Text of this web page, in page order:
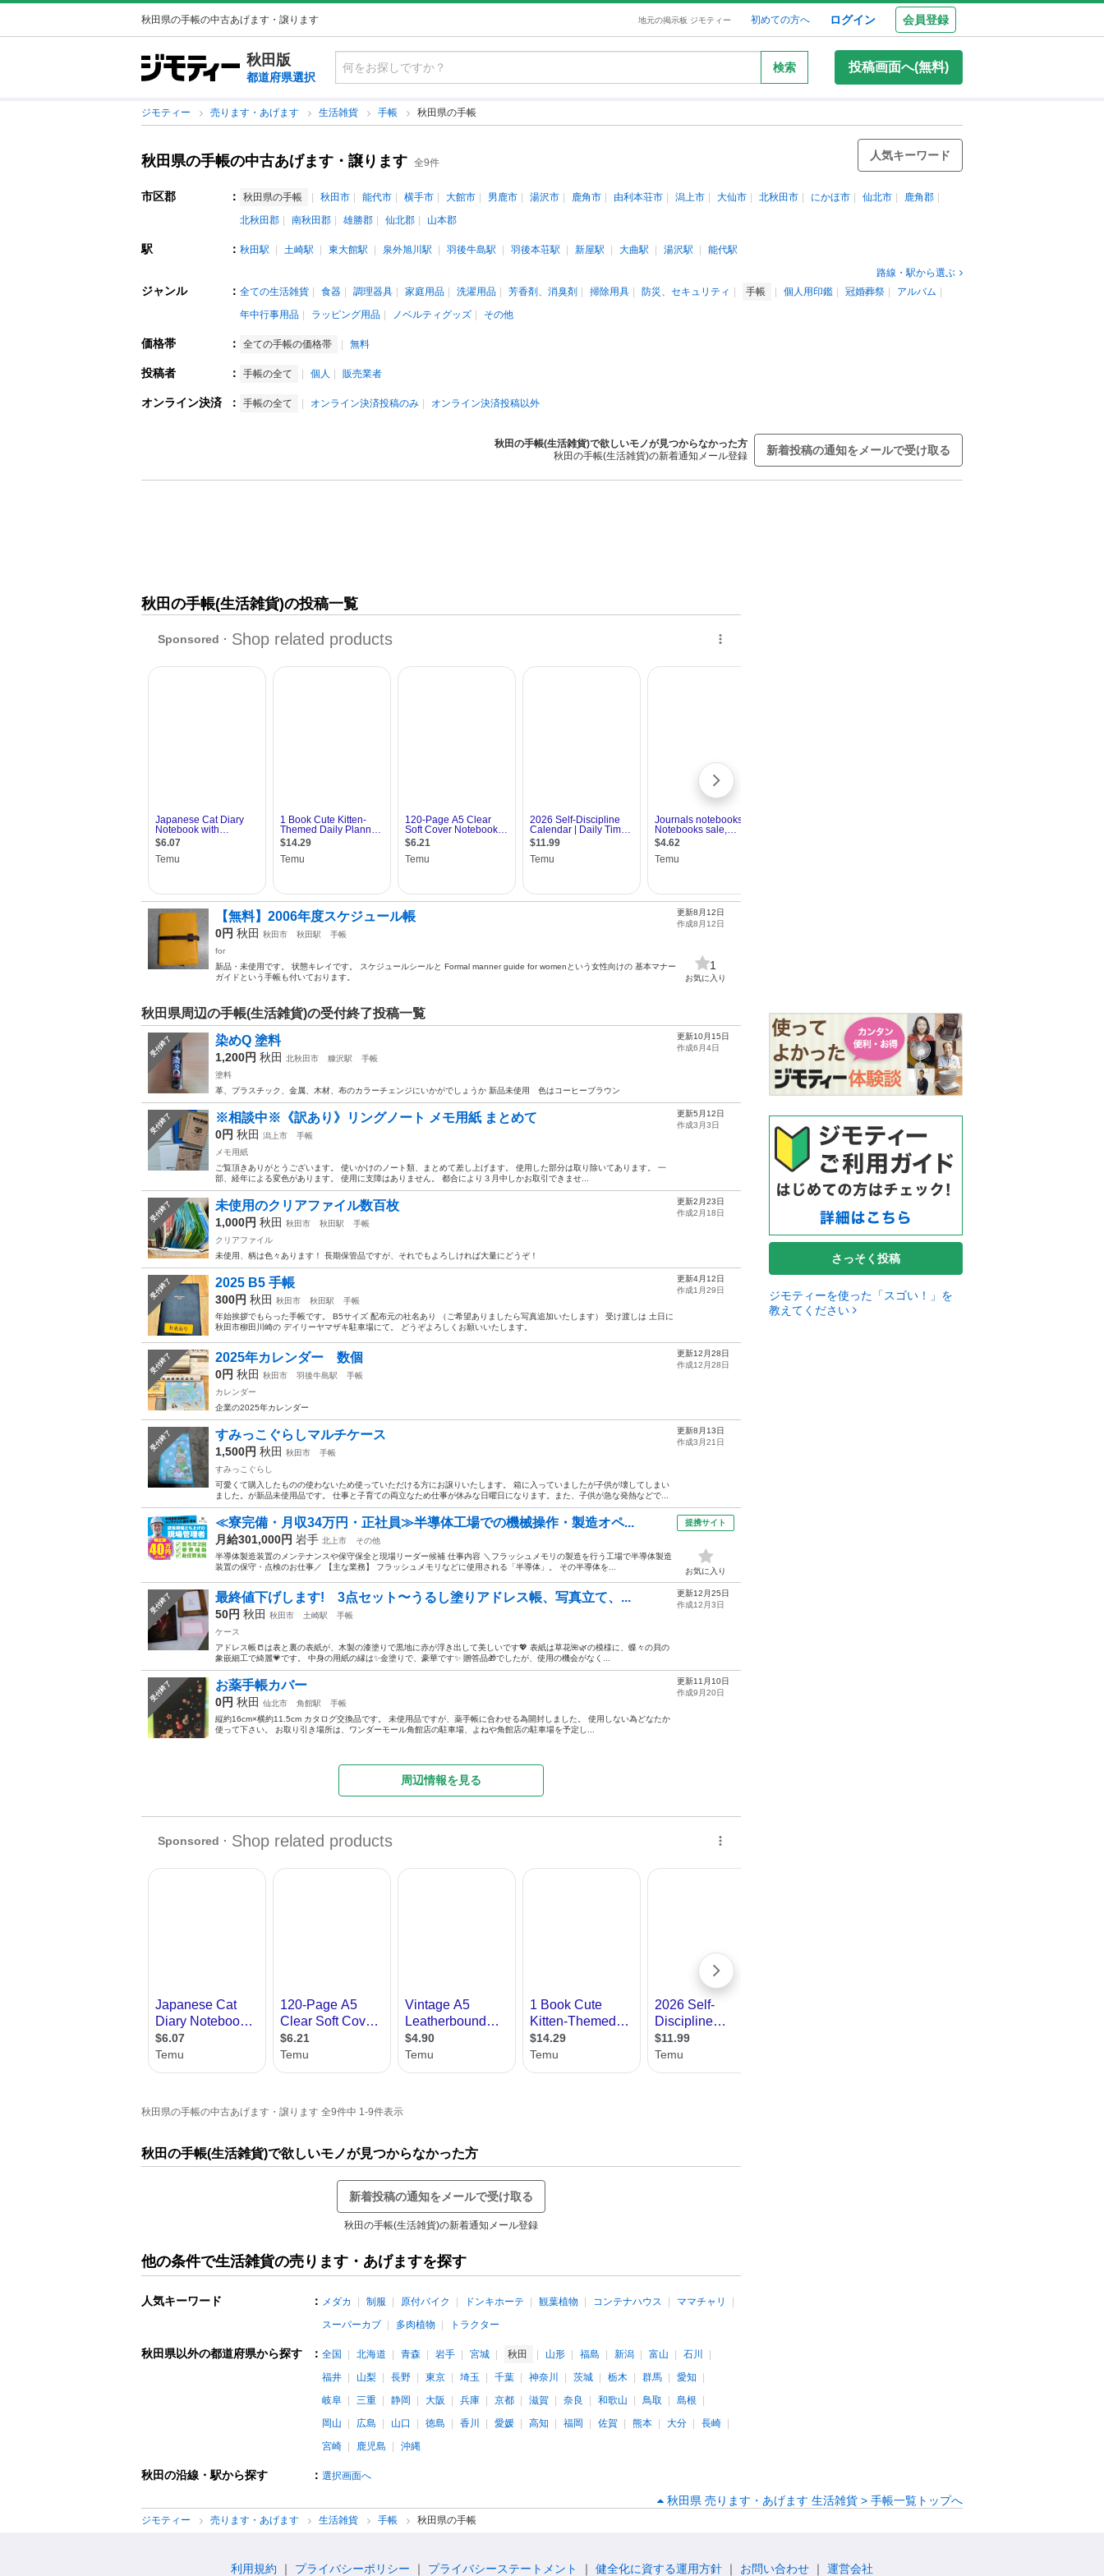
秋田県の手帳の中古あげます・譲ります 地元の掲示板 ジモティー 初めての方へ ログイン 会員登録
秋田版
都道府県選択
検索 投稿画面へ(無料)
ジモティー 売ります・あげます 生活雑貨 手帳 秋田県の手帳
秋田県の手帳の中古あげます・譲ります 全9件
人気キーワード
市区郡 ： 秋田県の手帳 秋田市 能代市 横手市 大館市 男鹿市 湯沢市 鹿角市 由利本荘市 潟上市 大仙市 北秋田市 にかほ市 仙北市
鹿角郡
北秋田郡
南秋田郡 雄勝郡 仙北郡 山本郡
駅 ： 秋田駅 土崎駅 東大館駅 泉外旭川駅 羽後牛島駅 羽後本荘駅 新屋駅 大曲駅 湯沢駅
能代駅
路線・駅から選ぶ
ジャンル ： 全ての生活雑貨 食器 調理器具 家庭用品 洗濯用品 芳香剤、消臭剤 掃除用具 防災、セキュリティ 手帳 個人用印鑑 冠婚葬祭
アルバム
年中行事用品
ラッピング用品 ノベルティグッズ その他
価格帯 ： 全ての手帳の価格帯 無料
投稿者 ： 手帳の全て 個人 販売業者
オンライン決済 ： 手帳の全て オンライン決済投稿のみ オンライン決済投稿以外
秋田の手帳(生活雑貨)で欲しいモノが見つからなかった方
秋田の手帳(生活雑貨)の新着通知メール登録
新着投稿の通知をメールで受け取る
秋田の手帳(生活雑貨)の投稿一覧
【無料】2006年度スケジュール帳
0円 秋田 秋田市 秋田駅
手帳
for
新品・未使用です。 状態キレイです。 スケジュールシールと Formal manner guide for womenという女性向けの 基本マナー
ガイドという手帳も付いております。
更新8月12日
作成8月12日
1
お気に入り
秋田県周辺の手帳(生活雑貨)の受付終了投稿一覧
受付終了 染めQ 塗料
1,200円 秋田 北秋田市 糠沢駅
手帳
塗料
革、プラスチック、金属、木材、布のカラーチェンジにいかがでしょうか 新品未使用 色はコーヒーブラウン
更新10月15日
作成6月4日
受付終了 ※相談中※《訳あり》リングノート メモ用紙 まとめて
0円 秋田 潟上市
手帳
メモ用紙
ご覧頂きありがとうございます。 使いかけのノート類、まとめて差し上げます。 使用した部分は取り除いてあります。 一
部、経年による変色があります。 使用に支障はありません。 都合により３月中しかお取引できませ...
更新5月12日
作成3月3日
受付終了 未使用のクリアファイル数百枚
1,000円 秋田 秋田市 秋田駅
手帳
クリアファイル
未使用、柄は色々あります！ 長期保管品ですが、それでもよろしければ大量にどうぞ！
更新2月23日
作成2月18日
受付終了 2025 B5 手帳
300円 秋田 秋田市 秋田駅
手帳
年始挨拶でもらった手帳です。 B5サイズ 配布元の社名あり （ご希望ありましたら写真追加いたします） 受け渡しは 土日に
秋田市柳田川崎の デイリーヤマザキ駐車場にて。 どうぞよろしくお願いいたします。
更新4月12日
作成1月29日
受付終了 2025年カレンダー 数個
0円 秋田 秋田市 羽後牛島駅
手帳
カレンダー
企業の2025年カレンダー
更新12月28日
作成12月28日
受付終了 すみっこぐらしマルチケース
1,500円 秋田 秋田市
手帳
すみっこぐらし
可愛くて購入したものの使わないため使っていただける方にお譲りいたします。 箱に入っていましたが子供が壊してしまい
ました。が新品未使用品です。 仕事と子育ての両立なため仕事が休みな日曜日になります。また、子供が急な発熱などで...
更新8月13日
作成3月21日
≪寮完備・月収34万円・正社員≫半導体工場での機械操作・製造オペ...
月給301,000円 岩手 北上市
その他
半導体製造装置のメンテナンスや保守保全と現場リーダー候補 仕事内容 ＼フラッシュメモリの製造を行う工場で半導体製造
装置の保守・点検のお仕事／ 【主な業務】 フラッシュメモリなどに使用される「半導体」。 その半導体を...
提携サイト
お気に入り
受付終了 最終値下げします! 3点セット〜うるし塗りアドレス帳、写真立て、...
50円 秋田 秋田市 土崎駅
手帳
ケース
アドレス帳📒は表と裏の表紙が、木製の漆塗りで黒地に赤が浮き出して美しいです💖 表紙は草花🌺🌿の模様に、蝶々の貝の
象嵌細工で綺麗💗です。 中身の用紙の縁は✨金塗りで、豪華です✨ 贈答品🎁でしたが、使用の機会がなく...
更新12月25日
作成12月3日
受付終了 お薬手帳カバー
0円 秋田 仙北市 角館駅
手帳
縦約16cm×横約11.5cm カタログ交換品です。 未使用品ですが、薬手帳に合わせる為開封しました。 使用しない為どなたか
使って下さい。 お取り引き場所は、ワンダーモール角館店の駐車場、よねや角館店の駐車場を予定し...
更新11月10日
作成9月20日
周辺情報を見る
秋田県の手帳の中古あげます・譲ります 全9件中 1-9件表示
秋田の手帳(生活雑貨)で欲しいモノが見つからなかった方
新着投稿の通知をメールで受け取る
秋田の手帳(生活雑貨)の新着通知メール登録
他の条件で生活雑貨の売ります・あげますを探す
人気キーワード ： メダカ 制服 原付バイク ドンキホーテ 観葉植物 コンテナハウス
ママチャリ
スーパーカブ
多肉植物 トラクター
秋田県以外の都道府県から探す ： 全国 北海道 青森 岩手 宮城 秋田 山形 福島 新潟 富山
石川
福井
山梨 長野 東京 埼玉 千葉 神奈川 茨城 栃木 群馬
愛知
岐阜
三重 静岡 大阪 兵庫 京都 滋賀 奈良 和歌山 鳥取
島根
岡山
広島 山口 徳島 香川 愛媛 高知 福岡 佐賀 熊本 大分
長崎
宮崎
鹿児島 沖縄
秋田の沿線・駅から探す ： 選択画面へ
さっそく投稿
ジモティーを使った「スゴい！」を
教えてください
秋田県 売ります・あげます 生活雑貨 > 手帳一覧トップへ
ジモティー 売ります・あげます 生活雑貨 手帳 秋田県の手帳
利用規約 プライバシーポリシー プライバシーステートメント 健全化に資する運用方針 お問い合わせ 運営会社